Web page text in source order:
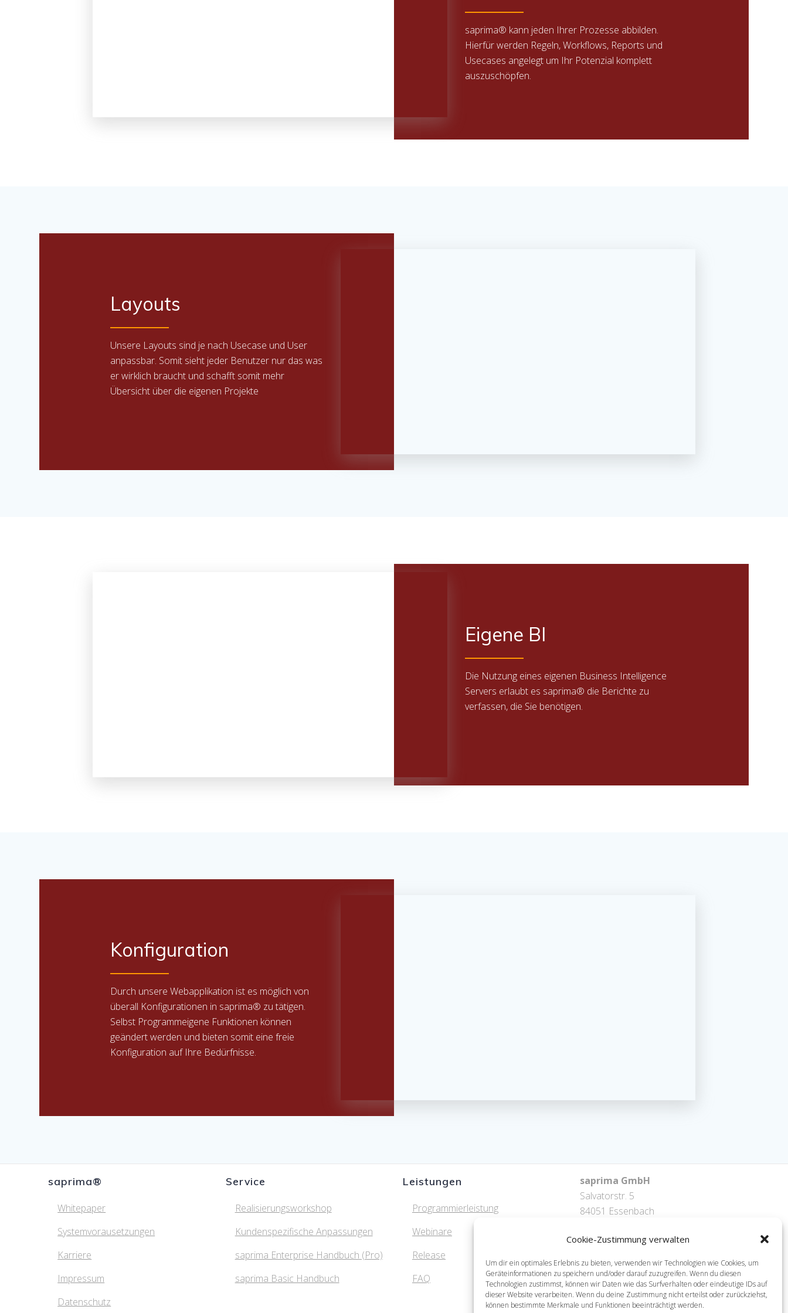
Cookie-Zustimmung verwalten
Um dir ein optimales Erlebnis zu bieten, verwenden wir Technologien wie Cookies, um
Geräteinformationen zu speichern und/oder darauf zuzugreifen. Wenn du diesen
Technologien zustimmst, können wir Daten wie das Surfverhalten oder eindeutige IDs auf
dieser Website verarbeiten. Wenn du deine Zustimmung nicht erteilst oder zurückziehst,
können bestimmte Merkmale und Funktionen beeinträchtigt werden.
saprima® kann jeden Ihrer Prozesse abbilden.
Hierfür werden Regeln, Workflows, Reports und
Usecases angelegt um Ihr Potenzial komplett
auszuschöpfen.
Layouts
Unsere Layouts sind je nach Usecase und User
anpassbar. Somit sieht jeder Benutzer nur das was
er wirklich braucht und schafft somit mehr
Übersicht über die eigenen Projekte
Eigene BI
Die Nutzung eines eigenen Business Intelligence
Servers erlaubt es saprima® die Berichte zu
verfassen, die Sie benötigen.
Konfiguration
Durch unsere Webapplikation ist es möglich von
überall Konfigurationen in saprima® zu tätigen.
Selbst Programmeigene Funktionen können
geändert werden und bieten somit eine freie
Konfiguration auf Ihre Bedürfnisse.
saprima®
Whitepaper
Systemvorausetzungen
Karriere
Impressum
Datenschutz
Service
Realisierungsworkshop
Kundenspezifische Anpassungen
saprima Enterprise Handbuch (Pro)
saprima Basic Handbuch
Leistungen
Programmierleistung
Webinare
Release
FAQ
saprima GmbH
Salvatorstr. 5
84051 Essenbach
mail: info@saprima.de